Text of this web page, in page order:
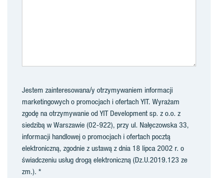
Jestem zainteresowana/y otrzymywaniem informacji
marketingowych o promocjach i ofertach YIT. Wyrażam
zgodę na otrzymywanie od YIT Development sp. z o.o. z
siedzibą w Warszawie (02-922), przy ul. Nałęczowska 33,
informacji handlowej o promocjach i ofertach pocztą
elektroniczną, zgodnie z ustawą z dnia 18 lipca 2002 r. o
świadczeniu usług drogą elektroniczną (Dz.U.2019.123 ze
zm.).